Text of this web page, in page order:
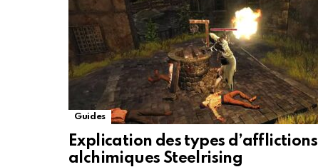
Guides
Explication des types d’afflictions
alchimiques Steelrising